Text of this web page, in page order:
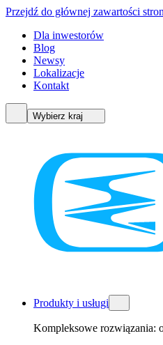
Przejdź do głównej zawartości
Dla inwestorów
Blog
Newsy
Lokalizacje
Kontakt
Wybierz kraj
Produkty i usługi
Kompleksowe rozwiązania: